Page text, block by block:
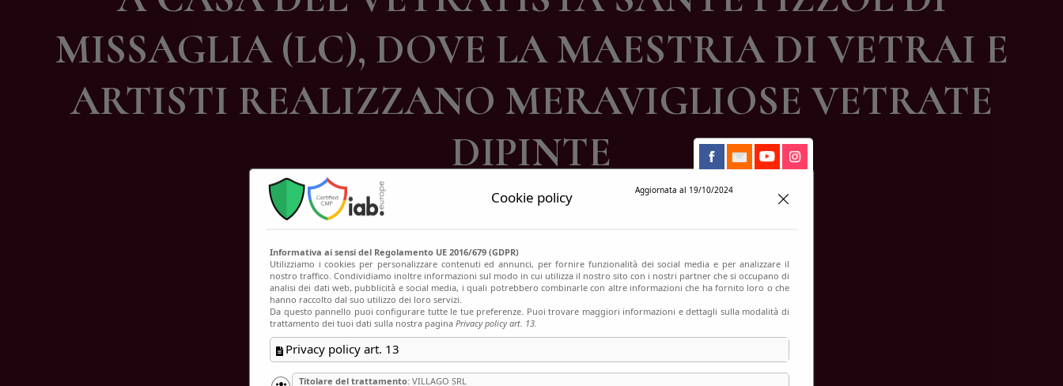
MISSAGLIA (LC), DOVE LA MAESTRIA DI VETRAI E
ARTISTI REALIZZANO MERAVIGLIOSE VETRATE
DIPINTE
Contatti
Cookie policy Aggiornata al 19/10/2024
Informativa ai sensi del Regolamento UE 2016/679 (GDPR)
Utilizziamo i cookies per personalizzare contenuti ed annunci, per fornire funzionalità dei social media e per analizzare il
nostro traffico. Condividiamo inoltre informazioni sul modo in cui utilizza il nostro sito con i nostri partner che si occupano di
analisi dei dati web, pubblicità e social media, i quali potrebbero combinarle con altre informazioni che ha fornito loro o che
hanno raccolto dal suo utilizzo dei loro servizi.
Da questo pannello puoi configurare tutte le tue preferenze. Puoi trovare maggiori informazioni e dettagli sulla modalità di
trattamento dei tuoi dati sulla nostra pagina Privacy policy art. 13.
Privacy policy art. 13
Titolare del trattamento: VILLAGO SRL